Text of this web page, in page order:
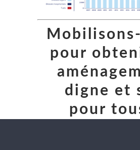
pour
digne et
pour